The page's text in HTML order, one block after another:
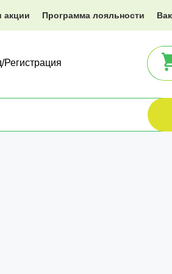
акции Программа лояльности
Регистрация